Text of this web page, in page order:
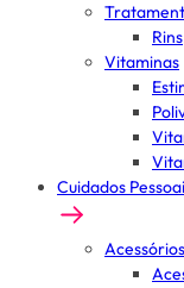
Rins
Vitaminas
Cuidados